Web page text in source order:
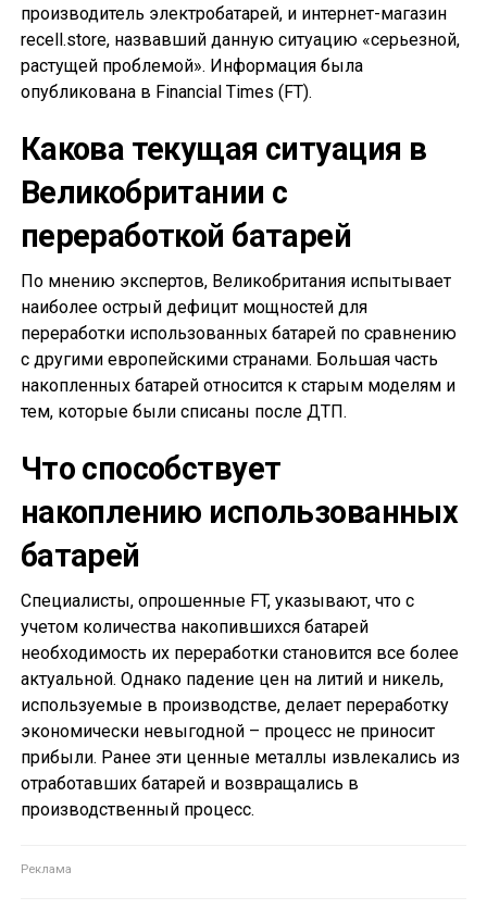
производитель электробатарей, и интернет-магазин
recell.store, назвавший данную ситуацию «серьезной,
растущей проблемой». Информация была
опубликована в Financial Times (FT).
Какова текущая ситуация в
Великобритании с
переработкой батарей
По мнению экспертов, Великобритания испытывает
наиболее острый дефицит мощностей для
переработки использованных батарей по сравнению
с другими европейскими странами. Большая часть
накопленных батарей относится к старым моделям и
тем, которые были списаны после ДТП.
Что способствует
накоплению использованных
батарей
Специалисты, опрошенные FT, указывают, что с
учетом количества накопившихся батарей
необходимость их переработки становится все более
актуальной. Однако падение цен на литий и никель,
используемые в производстве, делает переработку
экономически невыгодной – процесс не приносит
прибыли. Ранее эти ценные металлы извлекались из
отработавших батарей и возвращались в
производственный процесс.